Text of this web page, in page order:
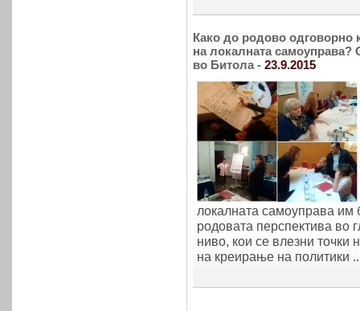
Како до родово одговорно
на локалната самоуправа?
во Битола - 23.9.2015
локалната самоуправа им
родовата перспектива во
ниво, кои се влезни точки
на креирање на политики